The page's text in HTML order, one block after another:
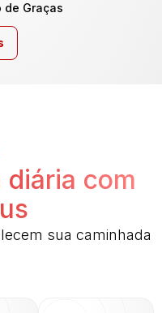
de Graças
diária com
sua caminhada